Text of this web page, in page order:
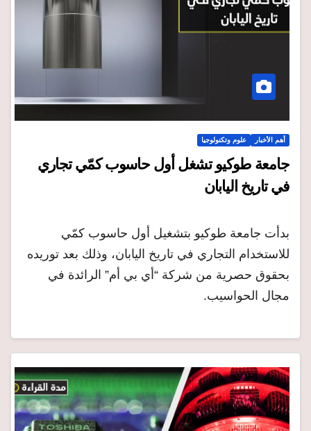
أهم الأخبار علوم وتكنولوجيا
جامعة طوكيو تشغل أول حاسوب كمّي تجاري
في تاريخ اليابان
بدأت جامعة طوكيو بتشغيل أول حاسوب كمّي
للاستخدام التجاري في تاريخ اليابان، وذلك بعد توريده
بحقوق حصرية من شركة “أي بي أم” الرائدة في
مجال الحواسيب.